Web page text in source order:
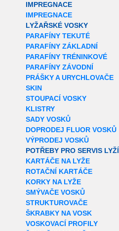
IMPREGNACE
IMPREGNACE
LYŽAŘSKÉ VOSKY
PARAFÍNY TEKUTÉ
PARAFÍNY ZÁKLADNÍ
PARAFÍNY TRÉNINKOVÉ
PARAFÍNY ZÁVODNÍ
PRÁŠKY A URYCHLOVAČE
SKIN
STOUPACÍ VOSKY
KLISTRY
SADY VOSKŮ
DOPRODEJ FLUOR VOSKŮ
VÝPRODEJ VOSKŮ
POTŘEBY PRO SERVIS LYŽÍ
KARTÁČE NA LYŽE
ROTAČNÍ KARTÁČE
KORKY NA LYŽE
SMÝVAČE VOSKŮ
STRUKTUROVAČE
ŠKRABKY NA VOSK
VOSKOVACÍ PROFILY